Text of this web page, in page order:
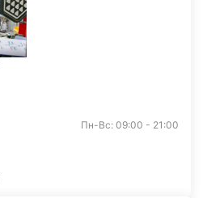
Пн-Вс: 09:00 - 21:00